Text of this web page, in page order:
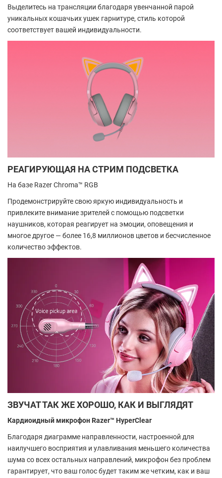
Выделитесь на трансляции благодаря увенчанной парой
уникальных кошачьих ушек гарнитуре, стиль которой
соответствует вашей индивидуальности.
РЕАГИРУЮЩАЯ НА СТРИМ ПОДСВЕТКА
На базе Razer Chroma™ RGB
Продемонстрируйте свою яркую индивидуальность и
привлеките внимание зрителей с помощью подсветки
наушников, которая реагирует на эмоции, оповещения и
многое другое — более 16,8 миллионов цветов и бесчисленное
количество эффектов.
ЗВУЧАТ ТАК ЖЕ ХОРОШО, КАК И ВЫГЛЯДЯТ
Кардиоидный микрофон Razer™ HyperClear
Благодаря диаграмме направленности, настроенной для
наилучшего восприятия и улавливания меньшего количества
шума со всех остальных направлений, микрофон без проблем
гарантирует, что ваш голос будет таким же четким, как и ваш